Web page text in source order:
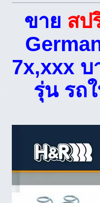
ขาย สป
7x,xxx บ
รุ่น รถ